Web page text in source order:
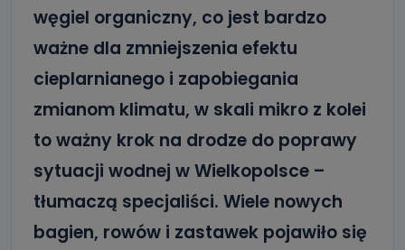
węgiel organiczny, co jest bardzo
ważne dla zmniejszenia efektu
cieplarnianego i zapobiegania
zmianom klimatu, w skali mikro z kolei
to ważny krok na drodze do poprawy
sytuacji wodnej w Wielkopolsce –
tłumaczą specjaliści. Wiele nowych
bagien, rowów i zastawek pojawiło się